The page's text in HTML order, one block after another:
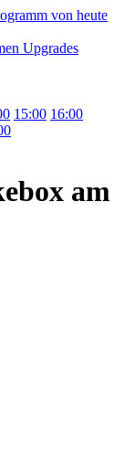
Upgrades
15:00 16:00
am